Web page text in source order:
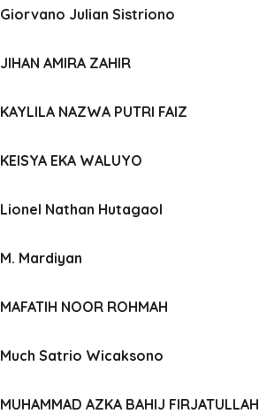
Giorvano Julian Sistriono
JIHAN AMIRA ZAHIR
KAYLILA NAZWA PUTRI FAIZ
KEISYA EKA WALUYO
Lionel Nathan Hutagaol
M. Mardiyan
MAFATIH NOOR ROHMAH
Much Satrio Wicaksono
MUHAMMAD AZKA BAHIJ FIRJATULLAH